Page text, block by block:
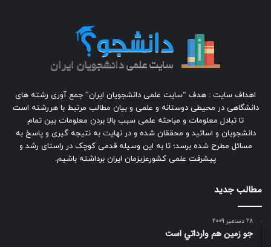
اهداف سایت : هدف “سایت علمی دانشجویان ایران” جمع آوری رشته های
دانشگاهی در محیطی دوستانه و علمی و بیان مطالب مرتبط با هررشته است
تا تبادل معلومات و مباحثه علمی سبب بالا بردن معلومات بین تمام
دانشجویان و اساتید و محققان شده و در نهایت به نتیجه گیری و پاسخ به
مسائل مطرح شده برسد؛ تا به این وسیله قدمی کوچک در راستای رشد و
پیشرفت علمی کشورعزیزمان ایران برداشته باشیم.
مطالب جدید
28 دسامبر 2009
جو زمين هم وارداتي است